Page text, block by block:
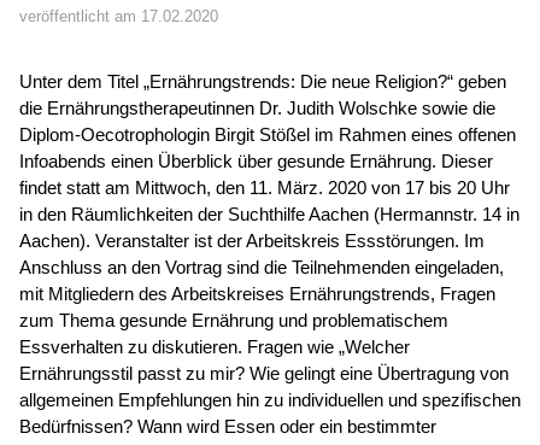
veröffentlicht am 17.02.2020
Unter dem Titel „Ernährungstrends: Die neue Religion?“ geben
die Ernährungstherapeutinnen Dr. Judith Wolschke sowie die
Diplom-Oecotrophologin Birgit Stößel im Rahmen eines offenen
Infoabends einen Überblick über gesunde Ernährung. Dieser
findet statt am Mittwoch, den 11. März. 2020 von 17 bis 20 Uhr
in den Räumlichkeiten der Suchthilfe Aachen (Hermannstr. 14 in
Aachen). Veranstalter ist der Arbeitskreis Essstörungen. Im
Anschluss an den Vortrag sind die Teilnehmenden eingeladen,
mit Mitgliedern des Arbeitskreises Ernährungstrends, Fragen
zum Thema gesunde Ernährung und problematischem
Essverhalten zu diskutieren. Fragen wie „Welcher
Ernährungsstil passt zu mir? Wie gelingt eine Übertragung von
allgemeinen Empfehlungen hin zu individuellen und spezifischen
Bedürfnissen? Wann wird Essen oder ein bestimmter